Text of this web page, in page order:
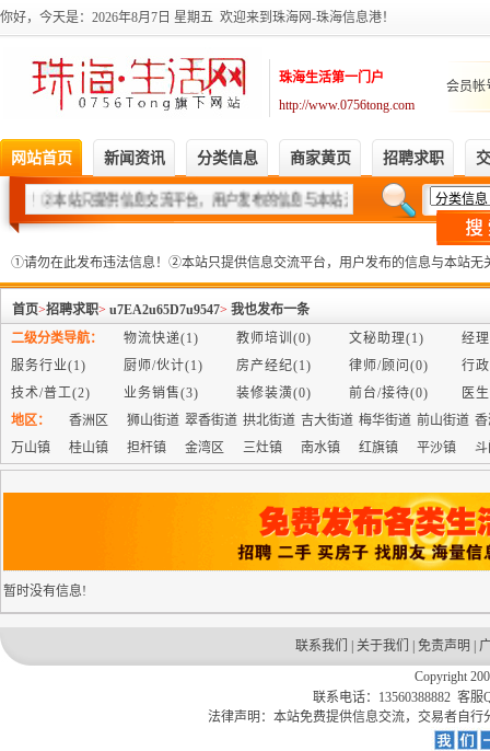
你好，今天是：2026年8月7日 星期五 欢迎来到珠海网-珠海信息港！
珠海生活第一门户
http://www.0756tong.com
会员帐
网站首页 新闻资讯 分类信息 商家黄页 招聘求职
！②本站只提供信息交流平台，用户发布的信息与本站无关，如有需求请直接联
①请勿在此发布违法信息！②本站只提供信息交流平台，用户发布的信息与本站
首页>招聘求职> u7EA2u65D7u9547> 我也发布一条
二级分类导航：
物流快递(1) 教师培训(0) 文秘助理(1)
经
服务行业(1)
厨师/伙计(1) 房产经纪(1) 律师/顾问(0)
行
技术/普工(2)
业务销售(3) 装修装潢(0) 前台/接待(0)
医
地区：
香洲区 狮山街道 翠香街道 拱北街道 吉大街道 梅华街道 前山街道
万山镇
桂山镇 担杆镇 金湾区 三灶镇 南水镇 红旗镇 平沙镇
暂时没有信息!
联系我们 关于我们 免责声明
Copyright
联系电话：13560388882 客服
法律声明：本站免费提供信息交流，交易者自